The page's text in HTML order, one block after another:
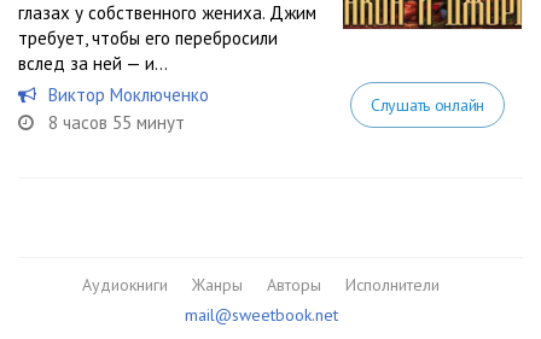
глазах у собственного жениха. Джим
требует, чтобы его перебросили
вслед за ней — и...
Виктор Моключенко
8 часов 55 минут
Слушать онлайн
Аудиокниги Жанры Авторы
Исполнители
mail@sweetbook.net